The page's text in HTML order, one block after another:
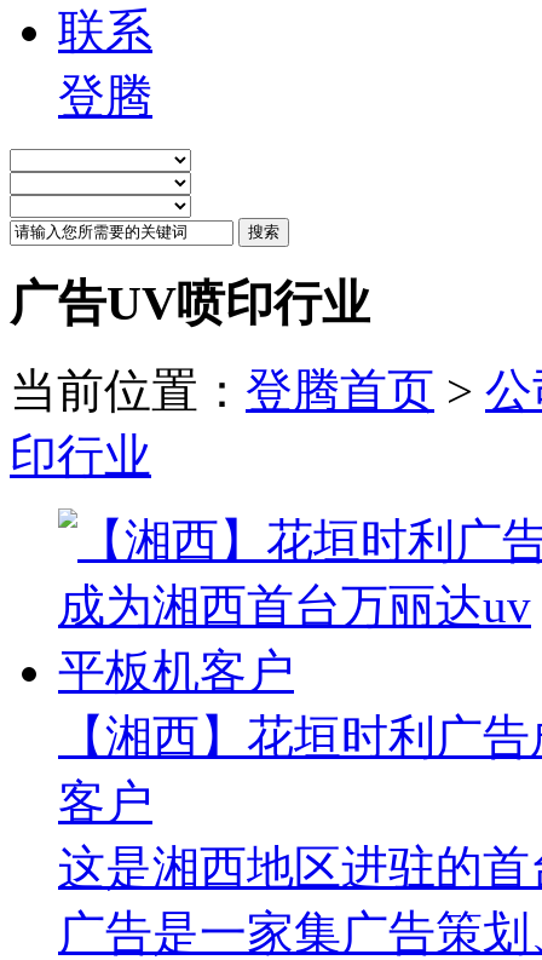
联系
登腾
广告UV喷印行业
当前位置： 登腾首页 >
印行业
【湘西】花垣时利广
客户
这是湘西地区进驻的
广告是一家集广告策